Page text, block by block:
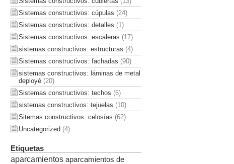
Sistemas constructivos: cúpulas (24)
Sistemas constructivos: detalles (1)
Sistemas constructivos: escaleras (17)
sistemas constructivos: estructuras (4)
Sistemas constructivos: fachadas (90)
sistemas constructivos: láminas de metal
deployé(20)
Sistemas constructivos: techos (6)
sistemas constructivos: tejuelas (10)
Sitemas constructivos: celosías (62)
Uncategorized (4)
Etiquetas
aparcamientos aparcamientos de